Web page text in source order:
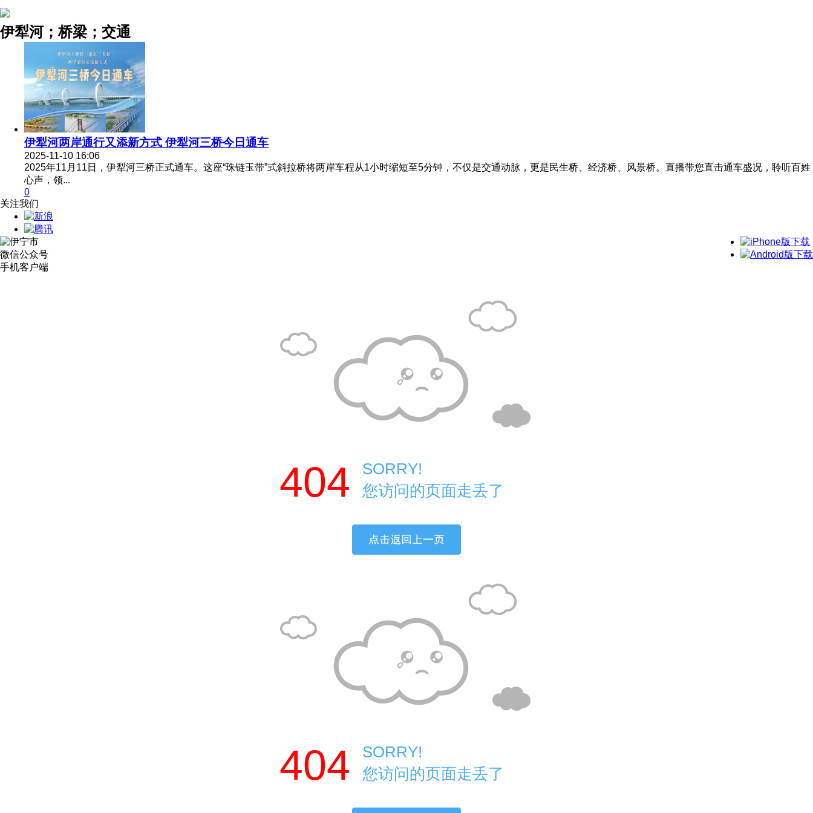
伊犁河；桥梁；交通
伊犁河两岸通行又添新方式 伊犁河三桥今日通车
2025-11-10 16:06
2025年11月11日，伊犁河三桥正式通车。这座“珠链玉带”式斜拉桥将两岸车程从1小时缩短至5分钟，不仅是交通动脉，更是民生桥、经济桥、风景桥。直播带您直击通车盛况，聆听百姓
心声，领...
0
关注我们
微信公众号
手机客户端
404
SORRY!
您访问的页面走丢了
404
SORRY!
您访问的页面走丢了